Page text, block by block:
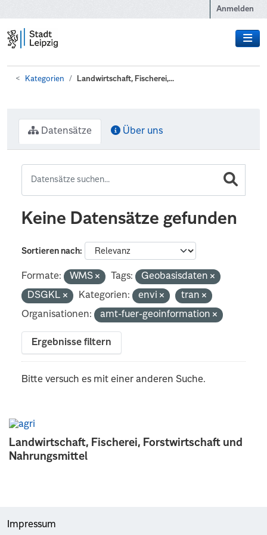
Anmelden
Kategorien Landwirtschaft, Fischerei,...
Landwirtschaft, Fischerei, Forstwirtschaft und
Nahrungsmittel
Datensätze Über uns
Keine Datensätze gefunden
Sortieren nach
Formate: WMS Tags:
Geobasisdaten
DSGKL
Kategorien: envi
tran
Organisationen:
amt-fuer-geoinformation
Ergebnisse filtern
Bitte versuch es mit einer anderen Suche.
Impressum